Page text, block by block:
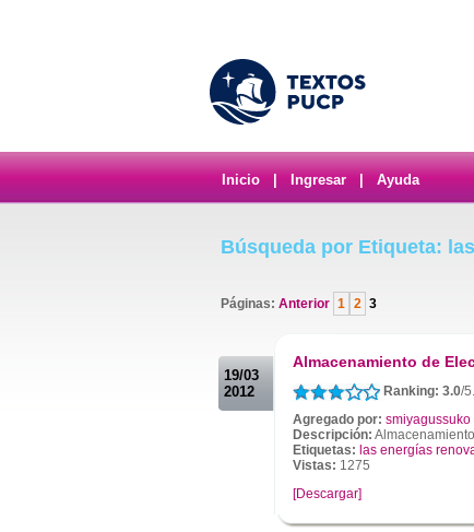
Inicio Ingresar Ayuda
Búsqueda por Etiqueta:
Páginas: Anterior 1 2 3
19/03
2012
Almacenamiento de
Ranking: 3.0/
Agregado por: smiyagussuko
Descripción:
Etiquetas: las energías
Vistas: 1275
[Descargar]